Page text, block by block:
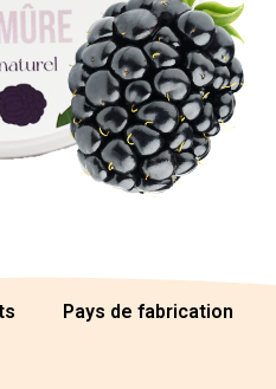
Pays de fabrication